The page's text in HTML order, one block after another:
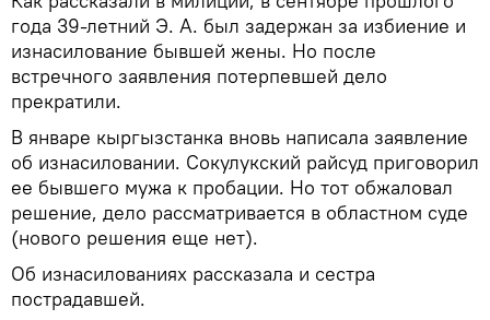
года 39-летний Э. А. был задержан за избиение и
изнасилование бывшей жены. Но после
встречного заявления потерпевшей дело
прекратили.
В январе кыргызстанка вновь написала заявление
об изнасиловании. Сокулукский райсуд приговорил
ее бывшего мужа к пробации. Но тот обжаловал
решение, дело рассматривается в областном суде
(нового решения еще нет).
Об изнасилованиях рассказала и сестра
пострадавшей.